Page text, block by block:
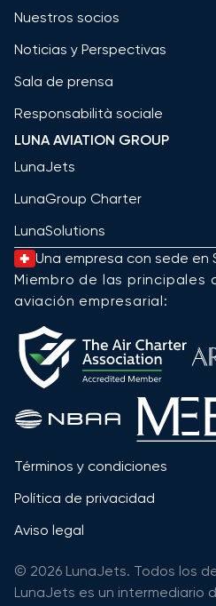
Nuestros socios
Noticias y Perspectivas
Sala de prensa
Responsabilità sociale
LUNA AVIATION GROUP
LunaJets
LunaGroup Charter
LunaSolutions
Una empresa con sede en
Miembro de las principales
aviación empresarial:
Términos y condiciones
Política de privacidad
Aviso legal
© 2026 LunaJets. Todos los
LunaJets es un intermediario